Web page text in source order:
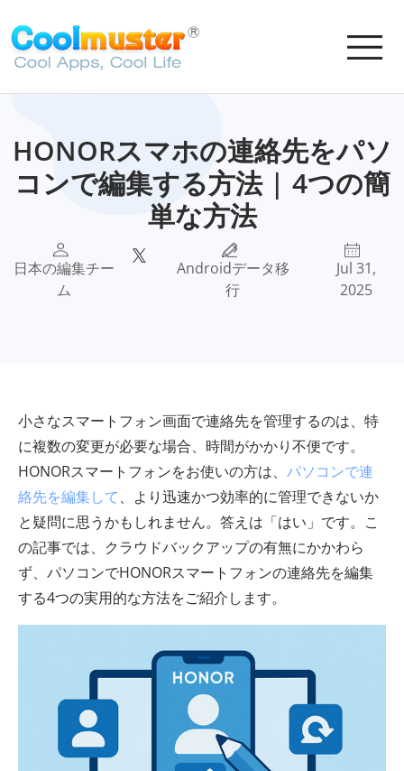
HONORスマホの連絡先をパソ
コンで編集する方法 | 4つの簡
単な方法
日本の編集チー
ム
Androidデータ移
行
Jul 31,
2025
小さなスマートフォン画面で連絡先を管理するのは、特
に複数の変更が必要な場合、時間がかかり不便です。
HONORスマートフォンをお使いの方は、 パソコンで連
絡先を編集して、より迅速かつ効率的に管理できないか
と疑問に思うかもしれません。答えは「はい」です。こ
の記事では、クラウドバックアップの有無にかかわら
ず、パソコンでHONORスマートフォンの連絡先を編集
する4つの実用的な方法をご紹介します。